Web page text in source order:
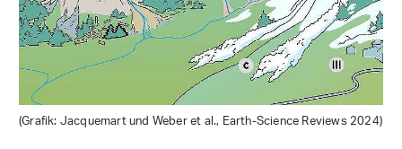
(Grafik: Jacquemart und Weber et al., Earth-Science Reviews 2024)